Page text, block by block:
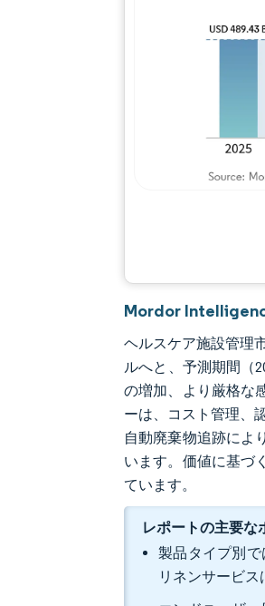
Mordor
ヘルスケア施設管理
ルへと、予測期間（
の増加、より厳格な
ーは、コスト管理、
自動廃棄物追跡によ
います。価値に基づ
ています。
レポートの主要な
製品タイプ別で
リネンサービス